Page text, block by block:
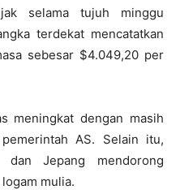
selama tujuh minggu
terdekat mencatatkan
sebesar $4.049,20 per
meningkat dengan masih
AS. Selain itu,
Jepang mendorong
mulia.